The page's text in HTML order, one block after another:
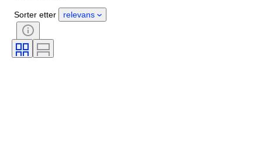
Æra
Hersker/era
Sorter etter relevans